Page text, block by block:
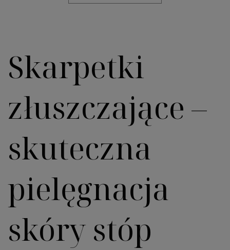
Skarpetki
złuszczające –
skuteczna
pielęgnacja
skóry stóp